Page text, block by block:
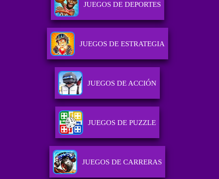
JUEGOS DE DEPORTES
JUEGOS DE ESTRATEGIA
JUEGOS DE ACCIÓN
JUEGOS DE PUZZLE
JUEGOS DE CARRERAS